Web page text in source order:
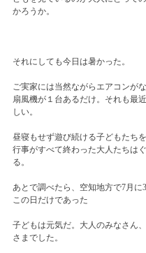
かろうか。
それにしても今日は暑かった。
ご実家には当然ながらエアコンが
扇風機が１台あるだけ。それも最
しい。
昼寝もせず遊び続ける子どもたち
行事がすべて終わった大人たちは
る。
あとで調べたら、空知地方で7月
この日だけであった
子どもは元気だ。大人のみなさん
さまでした。